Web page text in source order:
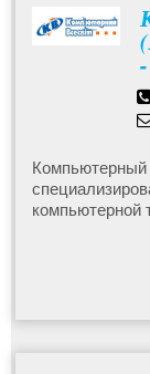
Компьютерный
компьютерной